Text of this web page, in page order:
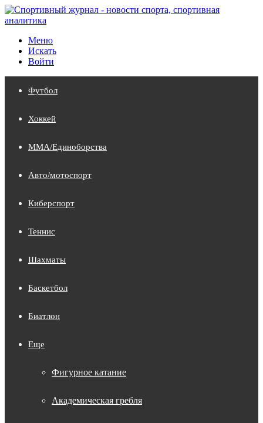
Меню
Искать
Войти
Футбол
Хоккей
MMA/Единоборства
Авто/мотоспорт
Киберспорт
Теннис
Шахматы
Баскетбол
Биатлон
Еще
Фигурное катание
Академическая гребля